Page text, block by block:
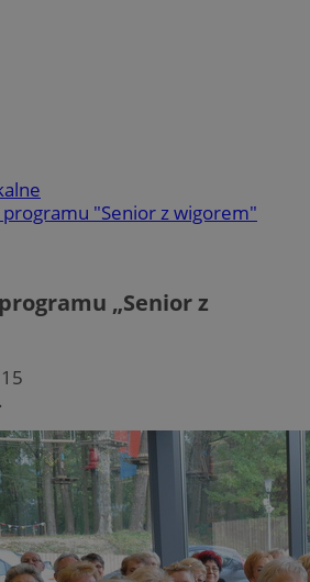
programu "Senior z wigorem"
„Senior z